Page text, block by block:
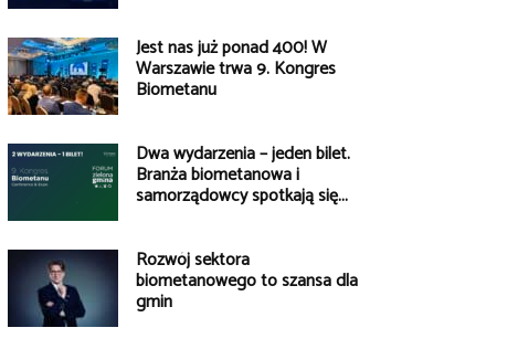
Jest nas już ponad 400! W
Warszawie trwa 9. Kongres
Biometanu
Dwa wydarzenia – jeden bilet.
Branża biometanowa i
samorządowcy spotkają się...
Rozwój sektora
biometanowego to szansa dla
gmin